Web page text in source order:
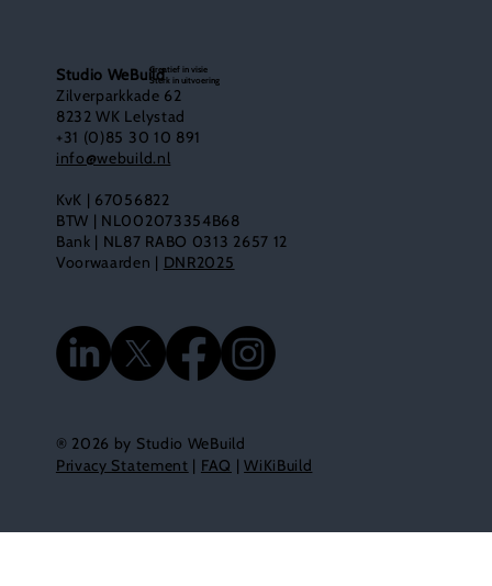
Studio WeBuild
Zilverparkkade 62
8232 WK Lelystad
+31 (0)85 30 10 891
info@webuild.nl
KvK | 67056822
BTW | NL002073354B68
Bank | NL87 RABO 0313 2657 12
Voorwaarden | DNR2025
® 2026 by Studio WeBuild
Privacy Statement | FAQ |WiKiBuild
Creatief in visie
Sterk in uitvoering